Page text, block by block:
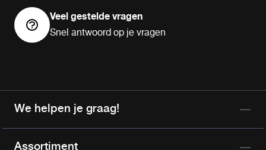
Veel gestelde vragen
Snel antwoord op je vragen
We helpen je graag!
Assortiment